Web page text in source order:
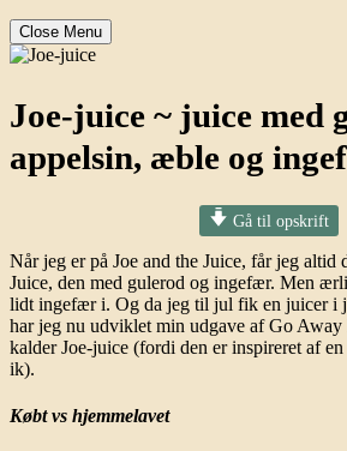
Close Menu
Joe-juice ~ juice med
appelsin, æble og
Gå til opskrift
Når jeg er på Joe and the Juice, får jeg altid
Juice, den med gulerod og ingefær. Men
lidt ingefær i. Og da jeg til jul fik en juicer i
har jeg nu udviklet min udgave af Go
kalder Joe-juice (fordi den er inspireret af
ik).
Købt vs hjemmelavet